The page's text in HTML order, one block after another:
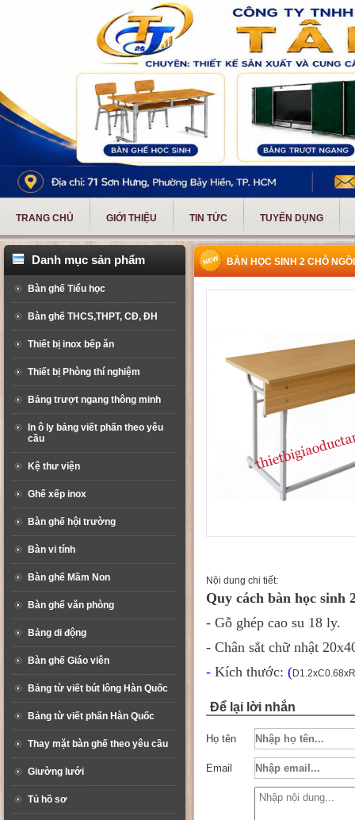
TRANG CHỦ GIỚI THIỆU TIN TỨC TUYỂN DỤNG
Danh mục sản phẩm
Bàn ghế Tiểu học
Bàn ghế THCS,THPT, CĐ, ĐH
Thiết bị inox bếp ăn
Thiết bị Phòng thí nghiệm
Bảng trượt ngang thông minh
In ô ly bảng viết phấn theo yêu
cầu
Kệ thư viện
Ghế xếp inox
Bàn ghế hội trường
Bàn vi tính
Bàn ghế Mầm Non
Bàn ghế văn phòng
Bảng di động
Bàn ghế Giáo viên
Bảng từ viết bút lông Hàn Quốc
Bảng từ viết phấn Hàn Quốc
Thay mặt bàn ghế theo yêu cầu
Giường lưới
Tủ hồ sơ
BÀN HỌC SINH 2 CHỖ
Nội dung chi tiết:
Quy cách bàn học sinh
- Gỗ ghép cao su 18 ly.
- Chân sắt chữ nhật
- Kích thước: (
Để lại lời nhắn
Họ tên
Email